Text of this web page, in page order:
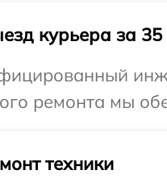
курьера за 35
ремонта мы
техники